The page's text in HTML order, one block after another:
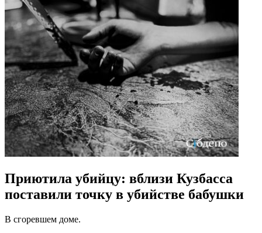
Приютила убийцу: вблизи Кузбасса
поставили точку в убийстве бабушки
В сгоревшем доме.